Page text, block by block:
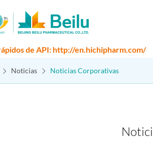
de API: http://en.hichipharm.com/
Noticias Noticias Corporativas